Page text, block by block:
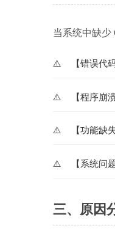
当系统中缺少
【错误代
【程序崩
【功能缺
【系统问
三、原因